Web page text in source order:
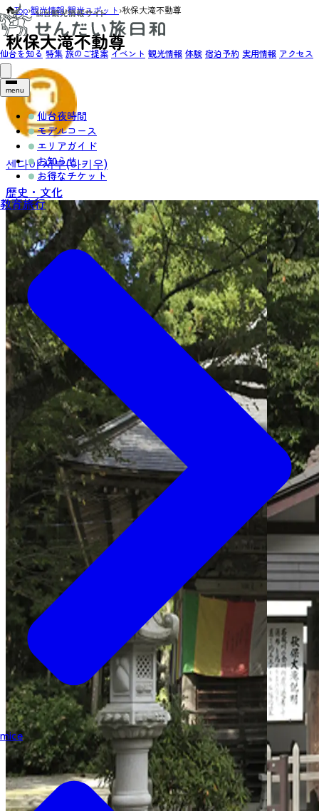
仙台を知る 特集 旅のご提案 イベント 観光情報 体験 宿泊予約 実用情報 アクセス
menu
仙台夜時間
モデルコース
エリアガイド
お知らせ
お得なチケット
教育旅行
mice
Top›観光情報›観光スポット›秋保大滝不動尊
秋保大滝不動尊
센다이 서부(아키우)
歴史・文化